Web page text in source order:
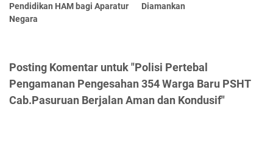
Pendidikan HAM bagi Aparatur
Negara
Diamankan
Posting Komentar untuk "Polisi Pertebal
Pengamanan Pengesahan 354 Warga Baru PSHT
Cab.Pasuruan Berjalan Aman dan Kondusif"